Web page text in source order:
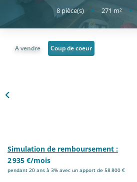
Qui Sommes
Notre Équipe
Nous Rejoindre
8 pièce(s) • 271 m² •
A vendre Coup de coeur
Simulation de remboursement :
2 935 €/mois
pendant 20 ans à 3% avec un apport de 58 800 €